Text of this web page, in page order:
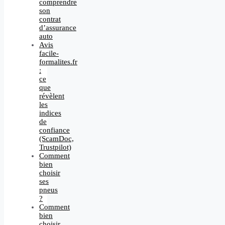
comprendre
son
contrat
d’assurance
auto
Avis
facile-
formalites.fr
:
ce
que
révèlent
les
indices
de
confiance
(ScamDoc,
Trustpilot)
Comment
bien
choisir
ses
pneus
?
Comment
bien